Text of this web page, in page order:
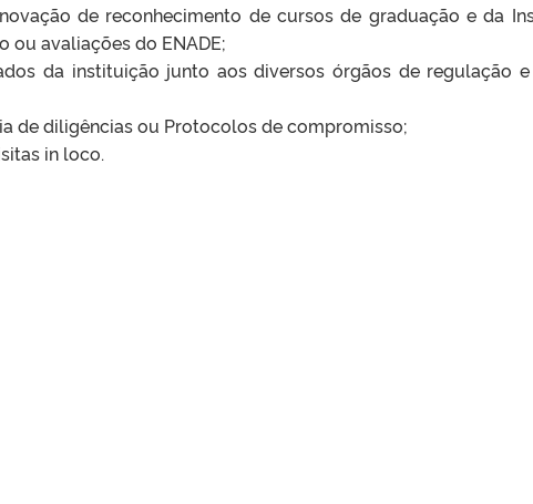
de reconhecimento de cursos de graduação e da
ou avaliações do ENADE;
da instituição junto aos diversos órgãos de regulação
de diligências ou Protocolos de compromisso;
in loco.